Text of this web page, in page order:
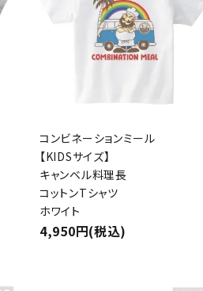
コンビネーションミール
【KIDSサイズ】
キャンベル料理長
コットンTシャツ
ホワイト
4,950円(税込)